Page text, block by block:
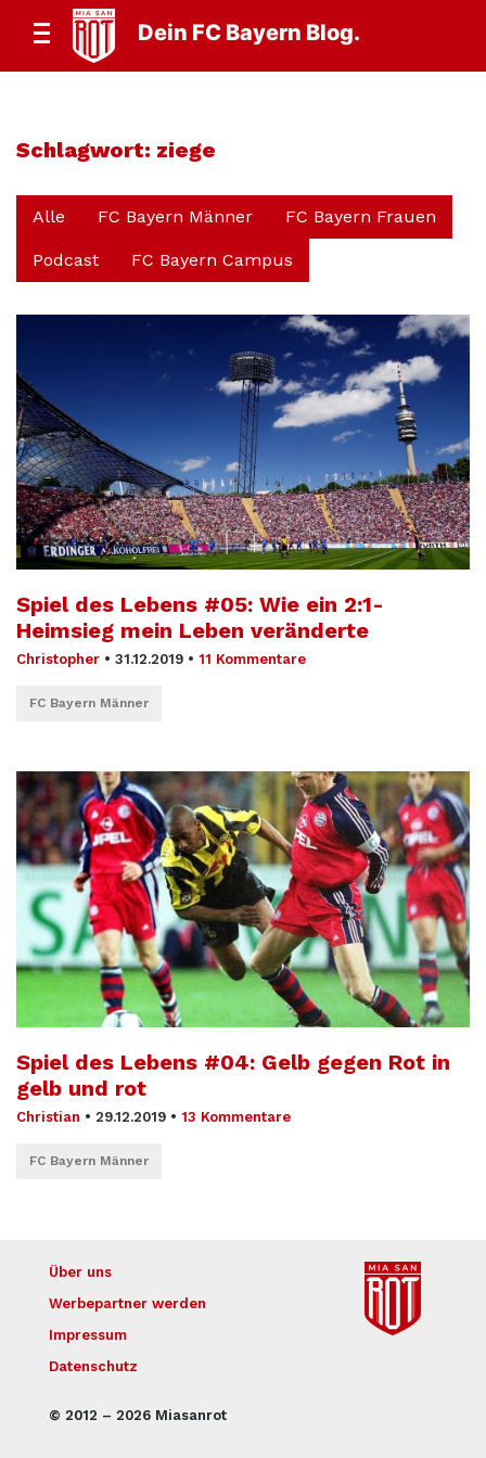
Dein FC Bayern Blog.
Schlagwort: ziege
Alle FC Bayern Männer FC Bayern Frauen
Podcast FC Bayern Campus
Spiel des Lebens #05: Wie ein 2:1-
Heimsieg mein Leben veränderte
Christopher • 31.12.2019 • 11 Kommentare
FC Bayern Männer
Spiel des Lebens #04: Gelb gegen Rot in
gelb und rot
Christian • 29.12.2019 • 13 Kommentare
FC Bayern Männer
© 2012 – 2026 Miasanrot
Über uns
Werbepartner werden
Impressum
Datenschutz